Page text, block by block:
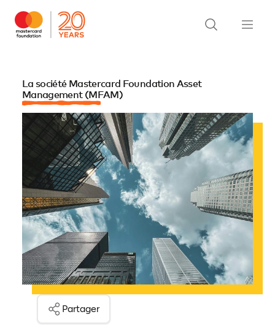
La société Mastercard Foundation Asset
Management (MFAM)
Partager